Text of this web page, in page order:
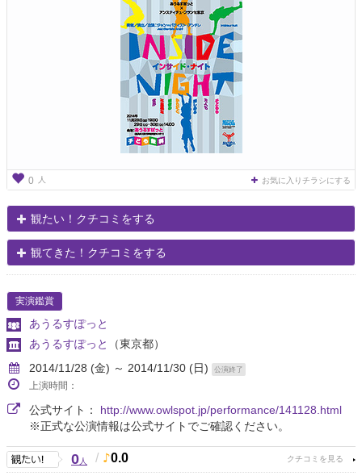
0 人 お気に入りチラシにする
観たい！クチコミをする
観てきた！クチコミをする
実演鑑賞
あうるすぽっと
あうるすぽっと
（東京都）
2014/11/28 (金) ～ 2014/11/30 (日)
公演終了
上演時間：
公式サイト： http://www.owlspot.jp/performance/141128.html
※正式な公演情報は公式サイトでご確認ください。
0人 / 0.0